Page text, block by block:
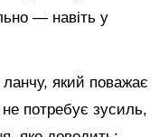
— навіть у
який поважає
потребує зусиль,